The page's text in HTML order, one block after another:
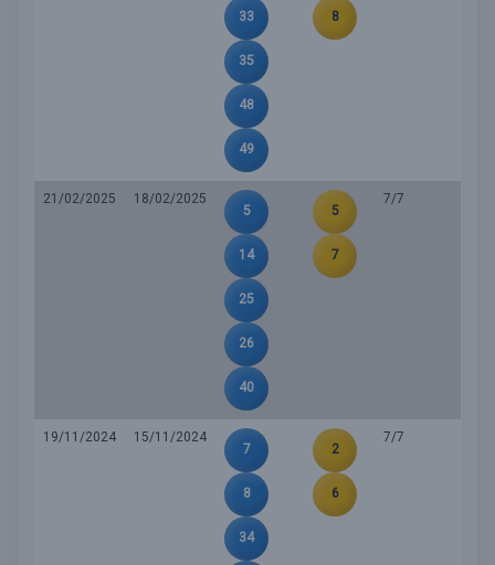
33
35
48
49
8
21/02/2025
18/02/2025
5
14
25
26
40
5
7
7/7
19/11/2024
15/11/2024
7
8
34
2
6
7/7